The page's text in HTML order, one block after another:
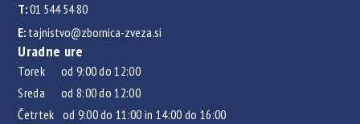
T:01 544 54 80
E: tajnistvo@zbornica-zveza.si
Uradne ure
Torek od 9:00 do 12:00
Sreda od 8:00 do 12:00
Četrtek od 9:00 do 11:00 in 14:00 do 16:00